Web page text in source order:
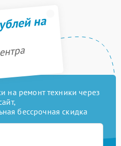
на
на ремонт техники через
бессрочная скидка